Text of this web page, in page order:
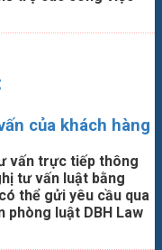
của khách hàng
vấn trực tiếp thông
tư vấn luật bằng
thể gửi yêu cầu qua
phòng luật DBH Law